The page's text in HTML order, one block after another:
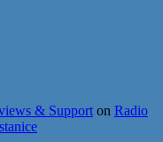
& Support on Radio